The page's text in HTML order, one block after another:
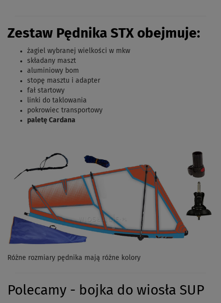
Zestaw Pędnika STX obejmuje:
żagiel wybranej wielkości w mkw
składany maszt
aluminiowy bom
stopę masztu i adapter
fał startowy
linki do taklowania
pokrowiec transportowy
paletę Cardana
Różne rozmiary pędnika mają różne kolory
Polecamy - bojka do wiosła SUP